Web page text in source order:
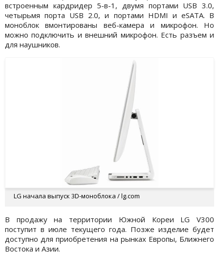
встроенным кардридер 5-в-1, двумя портами USB 3.0,
четырьмя порта USB 2.0, и портами HDMI и eSATA. В
моноблок вмонтированы веб-камера и микрофон. Но
можно подключить и внешний микрофон. Есть разъем и
для наушников.
LG начала выпуск 3D-моноблока / lg.com
В продажу на территории Южной Кореи LG V300
поступит в июле текущего года. Позже изделие будет
доступно для приобретения на рынках Европы, Ближнего
Востока и Азии.